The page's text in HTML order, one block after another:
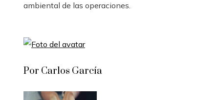
ambiental de las operaciones.
Por Carlos García